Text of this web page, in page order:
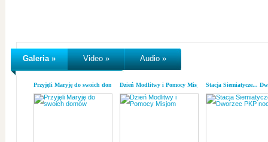
Galeria » Video » Audio »
Przyjęli Maryję do swoich domówDzień Modlitwy i Pomocy MisjomStacja Siemiatycze...